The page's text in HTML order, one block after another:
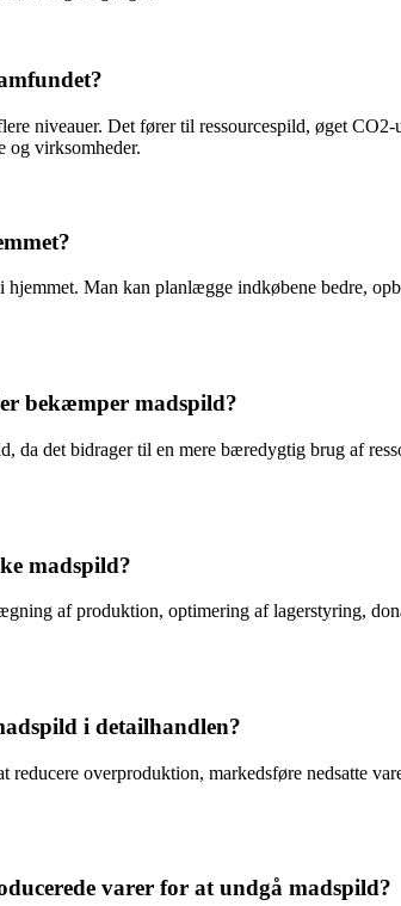
niveauer. Det fører til ressourcespild, øget
og virksomheder.
Man kan planlægge indkøbene bedre,
bekæmper madspild?
da det bidrager til en mere bæredygtig brug af
madspild?
af produktion, optimering af lagerstyring,
i detailhandlen?
overproduktion, markedsføre nedsatte
varer for at undgå madspild?